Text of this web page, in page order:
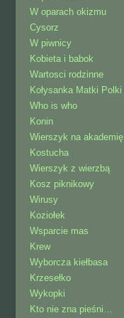
W oparach okizmu
Cysorz
W piwnicy
Kobieta i babok
Wartosci rodzinne
Kołysanka Matki Polki
Who is who
Konin
Wierszyk na akademię
Kostucha
Wierszyk z wierzbą
Kosz piknikowy
Wirusy
Koziołek
Wsparcie mas
Krew
Wyborcza kiełbasa
Krzesełko
Wykopki
Kto nie zna pieśni…